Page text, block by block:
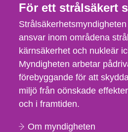
För ett strålsäkert
ansvar inom områdena
kärnsäkerhet och nukleär
Myndigheten arbetar
förebyggande för att
miljö från oönskade
och i framtiden.
Om myndigheten